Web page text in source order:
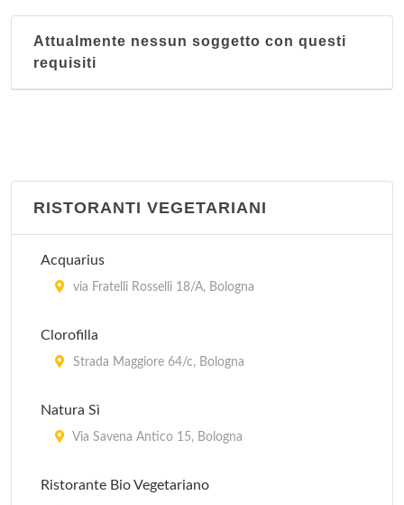
Attualmente nessun soggetto con questi
requisiti
RISTORANTI VEGETARIANI
Acquarius
via Fratelli Rosselli 18/A, Bologna
Clorofilla
Strada Maggiore 64/c, Bologna
Natura Sì
Via Savena Antico 15, Bologna
Ristorante Bio Vegetariano